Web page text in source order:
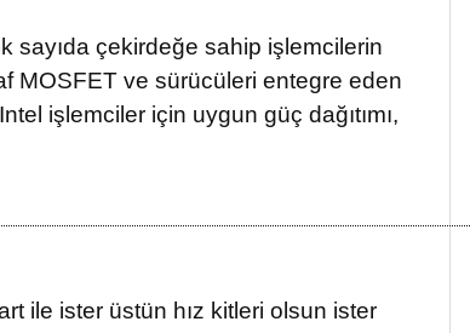
sayıda çekirdeğe sahip işlemcilerin
MOSFET ve sürücüleri entegre eden
işlemciler için uygun güç dağıtımı,
ile ister üstün hız kitleri olsun ister